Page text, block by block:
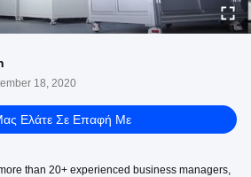
18, 2020
Ελάτε Σε Επαφή Με
than 20+ experienced business managers,